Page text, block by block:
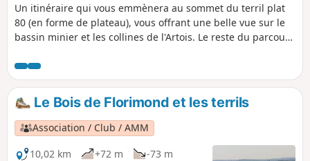
Un itinéraire qui vous emmènera au sommet du terril plat
80 (en forme de plateau), vous offrant une belle vue sur le
bassin minier et les collines de l'Artois. Le reste du parcours
paisible.
Le Bois de Florimond et les terrils
Association / Club / AMM
10,02 km
+72 m
-73 m